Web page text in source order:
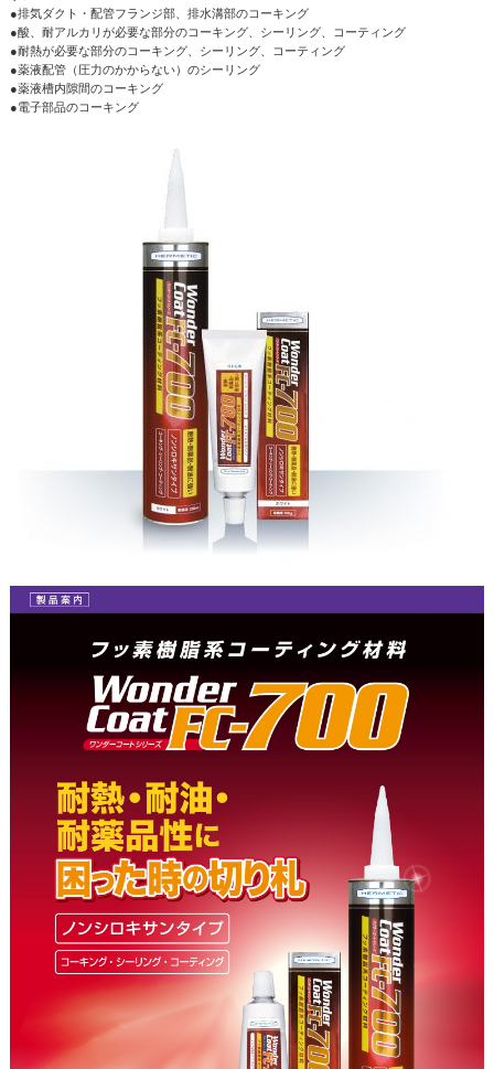
●排気ダクト・配管フランジ部、排水溝部のコーキング
●酸、耐アルカリが必要な部分のコーキング、シーリング、コーティング
●耐熱が必要な部分のコーキング、シーリング、コーティング
●薬液配管（圧力のかからない）のシーリング
●薬液槽内隙間のコーキング
●電子部品のコーキング